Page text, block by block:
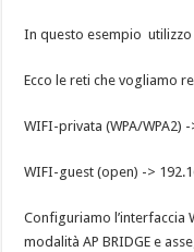
In questo esempio
Ecco le reti che vogliamo
WIFI-privata (WPA/WPA2)
WIFI-guest (open) ->
Configuriamo l’interfaccia
modalità AP BRIDGE e